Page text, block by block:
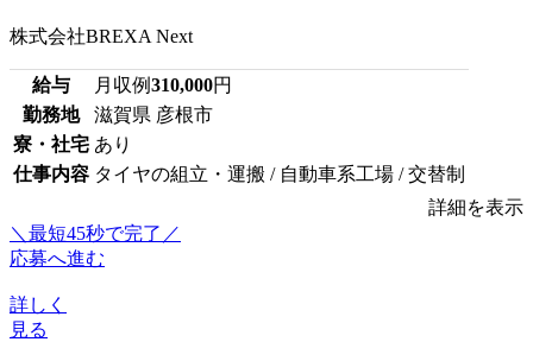
株式会社BREXA Next
給与 月収例310,000円
勤務地
滋賀県 彦根市
寮・社宅 あり
仕事内容 タイヤの組立・運搬 / 自動車系工場 / 交替制
詳細を表示
＼最短45秒で完了／
応募へ進む
詳しく
見る